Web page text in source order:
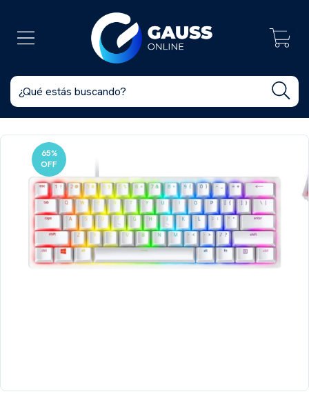
65%
OFF